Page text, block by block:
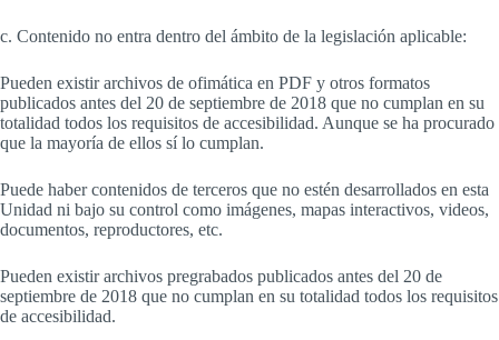
c. Contenido no entra dentro del ámbito de la legislación aplicable:
Pueden existir archivos de ofimática en PDF y otros formatos
publicados antes del 20 de septiembre de 2018 que no cumplan en su
totalidad todos los requisitos de accesibilidad. Aunque se ha procurado
que la mayoría de ellos sí lo cumplan.
Puede haber contenidos de terceros que no estén desarrollados en esta
Unidad ni bajo su control como imágenes, mapas interactivos, videos,
documentos, reproductores, etc.
Pueden existir archivos pregrabados publicados antes del 20 de
septiembre de 2018 que no cumplan en su totalidad todos los requisitos
de accesibilidad.